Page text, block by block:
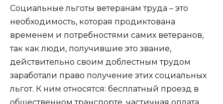
Социальные льготы ветеранам труда – это
необходимость, которая продиктована
временем и потребностями самих ветеранов,
так как люди, получившие это звание,
действительно своим доблестным трудом
заработали право получение этих социальных
льгот. К ним относятся: бесплатный проезд в